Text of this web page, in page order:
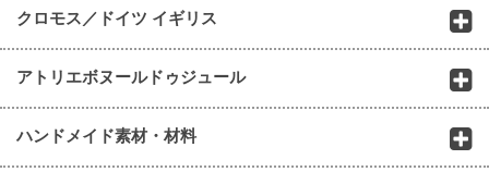
クロモス／ドイツ イギリス
アトリエボヌールドゥジュール
ハンドメイド素材・材料